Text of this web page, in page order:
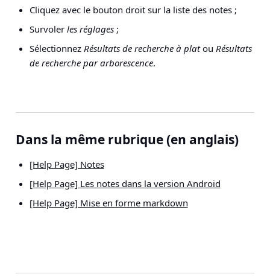
Cliquez avec le bouton droit sur la liste des notes ;
Survoler les réglages;
Sélectionnez Résultats de recherche à platou Résultats
de recherche par arborescence.
Dans la même rubrique (en anglais)
[Help Page] Notes
[Help Page] Les notes dans la version Android
[Help Page] Mise en forme markdown